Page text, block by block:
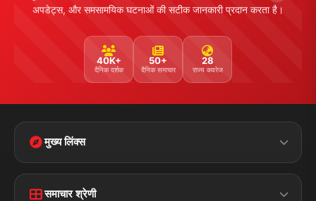
अपडेट्स, और समसामयिक घटनाओं की सटीक जानकारी प्रदान करता है।
40K+
दैनिक दर्शक
50+
दैनिक समाचार
28
राज्य कवरेज
मुख्य लिंक्स
समाचार श्रेणी